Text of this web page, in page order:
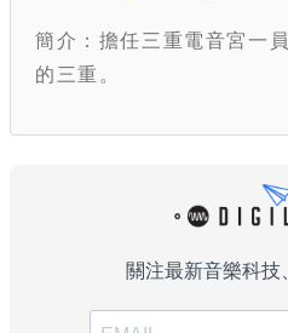
簡介：擔任三重電音宮一
的三重。